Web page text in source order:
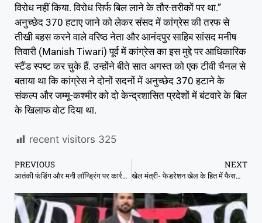
विरोध नहीं किया. विरोध सिर्फ बिल लाने के तौर-तरीकों पर था.”
अनुच्छेद 370 हटाए जाने को लेकर संसद में कांग्रेस की तरफ से
तीखी बहस करने वाले वरिष्ठ नेता और आनंदपुर साहिब सांसद मनीष
तिवारी (Manish Tiwari) पूर्व में कांग्रेस का इस मुद्दे पर आधिकारिक
स्टैंड स्पष्ट कर चुके हैं. उन्होंने बीते सात अगस्त को एक टीवी चैनल से
बताया था कि कांग्रेस ने दोनों सदनों में अनुच्छेद 370 हटाने के
संकल्प और जम्मू-कश्मीर को दो केन्द्रशासित प्रदेशों में बंटवारे के बिल
के खिलाफ वोट दिया था.
recent visitors 325
PREVIOUS
आतंकी फंडिंग और मनी लॉन्ड्रिंग पर कार्रवाई
NEXT
खेल मंत्री- फेडरेशन खेल के हित में फैसला करे